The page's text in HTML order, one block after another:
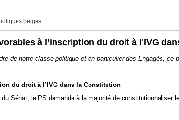
belges
à l’inscription du droit à l’IVG
de notre classe politique et en particulier des Engagés,
du droit à l’IVG dans la Constitution
Sénat, le PS demande à la majorité de constitutionnaliser